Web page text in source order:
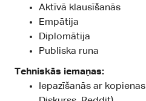
Aktīvā klausīšanās
Empātija
Diplomātija
Publiska runa
Tehniskās iemaņas:
Iepazīšanās ar